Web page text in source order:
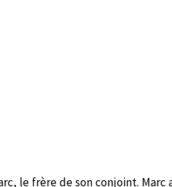
le frère de son conjoint. Marc